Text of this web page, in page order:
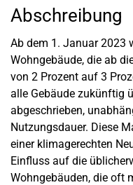
Abschreibung
Ab dem 1. Januar 2023
Wohngebäude, die ab
von 2 Prozent auf 3
alle Gebäude zukünftig
abgeschrieben,
Nutzungsdauer. Diese
einer klimagerechten
Einfluss auf die
Wohngebäuden, die oft